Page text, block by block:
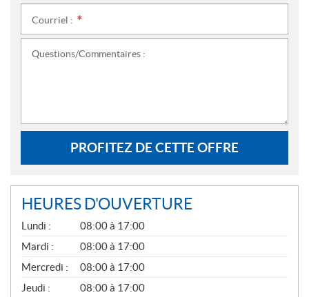
Courriel :
Questions/Commentaires :
PROFITEZ DE CETTE OFFRE
HEURES D'OUVERTURE
G
É
N
É
R
A
L
Lundi :
08:00 à 17:00
Mardi :
08:00 à 17:00
Mercredi :
08:00 à 17:00
Jeudi :
08:00 à 17:00